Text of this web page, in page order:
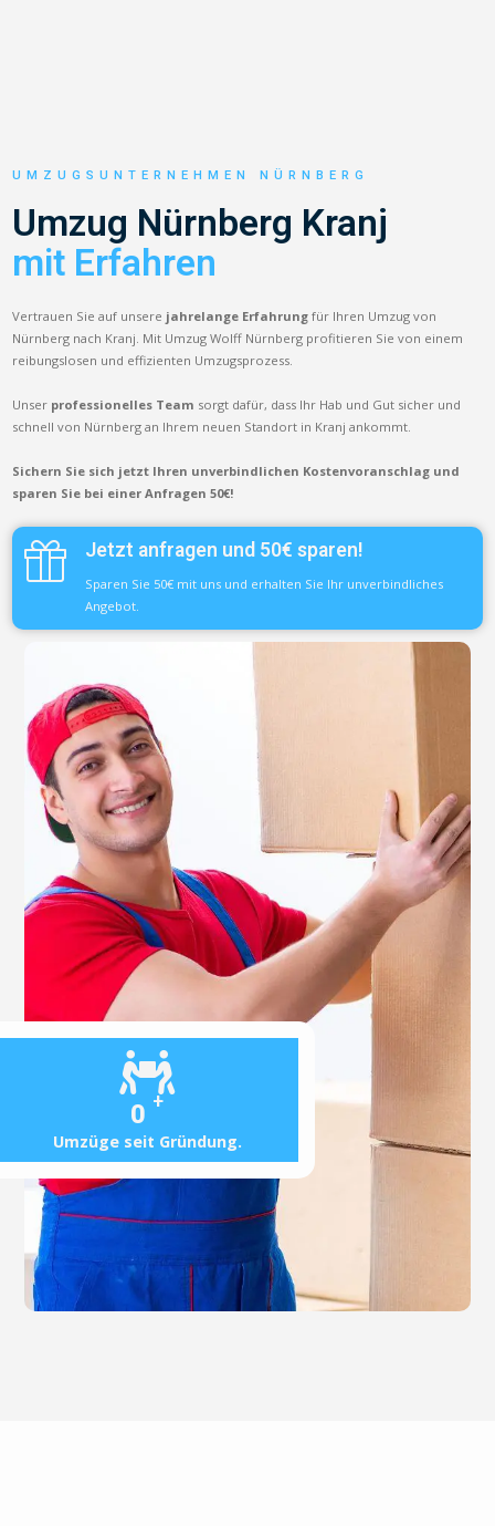
0 +
Umzüge seit Gründung.
UMZUGSUNTERNEHMEN NÜRNBERG
Umzug Nürnberg Kranj
mit Erfahren
Vertrauen Sie auf unsere jahrelange Erfahrung für Ihren Umzug von
Nürnberg nach Kranj. Mit Umzug Wolff Nürnberg profitieren Sie von einem
reibungslosen und effizienten Umzugsprozess.
Unser professionelles Team sorgt dafür, dass Ihr Hab und Gut sicher und
schnell von Nürnberg an Ihrem neuen Standort in Kranj ankommt.
Sichern Sie sich jetzt Ihren unverbindlichen Kostenvoranschlag und
sparen Sie bei einer Anfragen 50€!
Jetzt anfragen und 50€ sparen!
Sparen Sie 50€ mit uns und erhalten Sie Ihr unverbindliches
Angebot.